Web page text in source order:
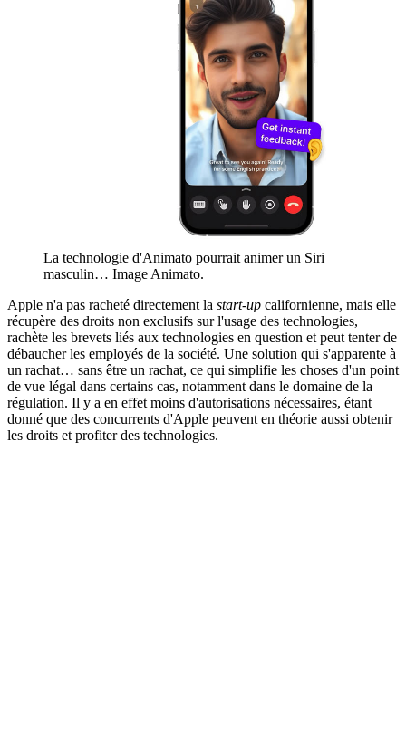
La technologie d'Animato pourrait animer un Siri
masculin… Image Animato.
Apple n'a pas racheté directement la start-up californienne, mais elle
récupère des droits non exclusifs sur l'usage des technologies,
rachète les brevets liés aux technologies en question et peut tenter de
débaucher les employés de la société. Une solution qui s'apparente à
un rachat… sans être un rachat, ce qui simplifie les choses d'un point
de vue légal dans certains cas, notamment dans le domaine de la
régulation. Il y a en effet moins d'autorisations nécessaires, étant
donné que des concurrents d'Apple peuvent en théorie aussi obtenir
les droits et profiter des technologies.